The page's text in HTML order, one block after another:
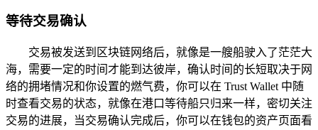
等待交易确认
交易被发送到区块链网络后，就像是一艘船驶入了茫茫大
海，需要一定的时间才能到达彼岸，确认时间的长短取决于网
络的拥堵情况和你设置的燃气费，你可以在 Trust Wallet 中随
时查看交易的状态，就像在港口等待船只归来一样，密切关注
交易的进展，当交易确认完成后，你可以在钱包的资产页面看